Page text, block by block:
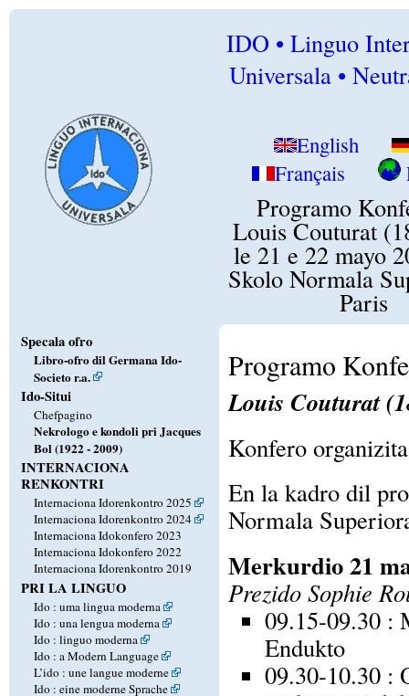
IDO • Linguo
Universala •
English
Français
Programo
Louis Couturat
le 21 e 22 mayo
Skolo Normala
Paris
Specala ofro
Libro-ofro dil Germana Ido-
Societo r.a.
Ido-Situi
Chefpagino
Nekrologo e kondoli pri Jacques
Bol (1922 - 2009)
INTERNACIONA
RENKONTRI
Internaciona Idorenkontro 2025
Internaciona Idorenkontro 2024
Internaciona Idokonfero 2023
Internaciona Idokonfero 2022
Internaciona Idorenkontro 2019
PRI LA LINGUO
Ido : uma lingua moderna
Ido : una lengua moderna
Ido : linguo moderna
Ido : a Modern Language
L’ido : une langue moderne
Ido : eine moderne Sprache
Programo
Louis Couturat
Konfero
En la kadro dil
Normala
Merkurdio 21
Prezido Sophie
09.15-09.30 :
Endukto
09.30-10.30 :